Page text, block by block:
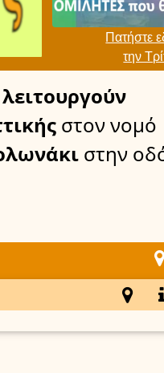
Πατήστε
την
στον νομό
στην